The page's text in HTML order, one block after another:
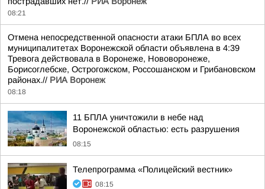
08:21
Отмена непосредственной опасности атаки БПЛА во всех
муниципалитетах Воронежской области объявлена в 4:39
Тревога действовала в Воронеже, Нововоронеже,
Борисоглебске, Острогожском, Россошанском и Грибановском
районах.// РИА Воронеж
08:18
11 БПЛА уничтожили в небе над
Воронежской областью: есть разрушения
08:15
Телепрограмма «Полицейский вестник»
08:15